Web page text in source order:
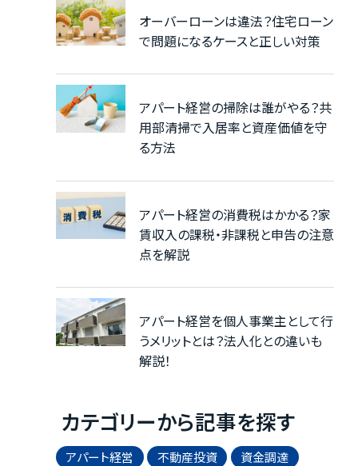
オーバーローンは違法？住宅ローン
で問題になるケースと正しい対策
アパート経営の掃除は誰がやる？共
用部清掃で入居率と資産価値を守
る方法
アパート経営の消費税はかかる？家
賃収入の課税・非課税と申告の注意
点を解説
アパート経営を個人事業主として行
うメリットとは？法人化との違いも
解説！
カテゴリーから記事を探す
アパート経営 不動産投資 資金調達